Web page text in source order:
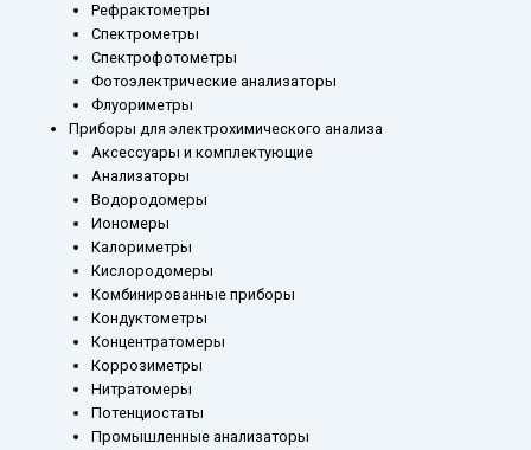
Рефрактометры
Спектрометры
Спектрофотометры
Фотоэлектрические анализаторы
Флуориметры
Приборы для электрохимического анализа
Аксессуары и комплектующие
Анализаторы
Водородомеры
Иономеры
Калориметры
Кислородомеры
Комбинированные приборы
Кондуктометры
Концентратомеры
Коррозиметры
Нитратомеры
Потенциостаты
Промышленные анализаторы